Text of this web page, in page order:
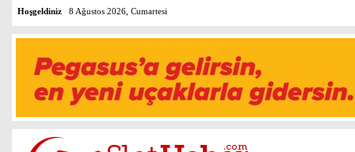
Hoşgeldiniz 8 Ağustos 2026, Cumartesi